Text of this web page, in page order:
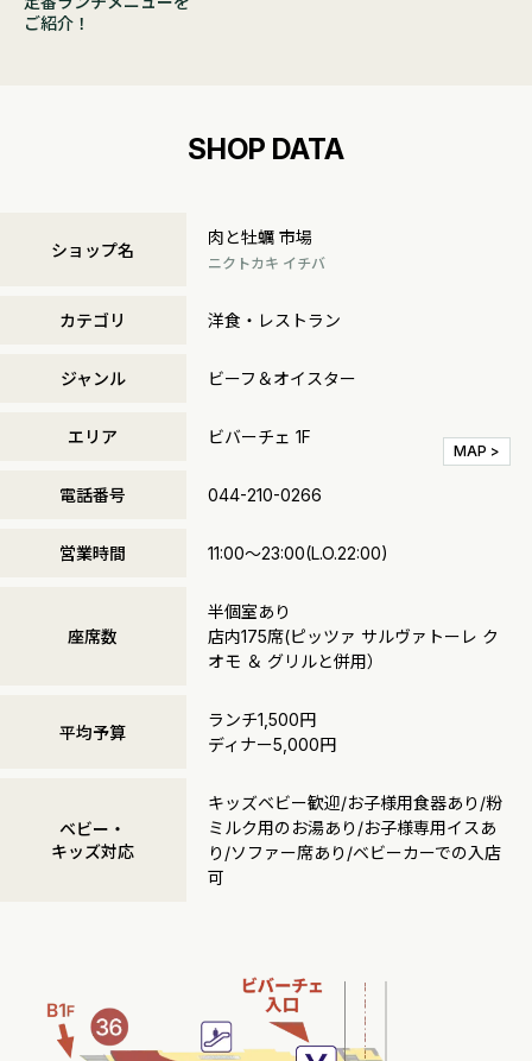
ご紹介！
SHOP DATA
ショップ名
肉と牡蠣 市場
ニクトカキ イチバ
カテゴリ 洋食・レストラン
ジャンル ビーフ＆オイスター
エリア ビバーチェ 1F
MAP >
電話番号 044-210-0266
営業時間 11:00～23:00(L.O.22:00)
座席数
半個室あり
店内175席(ピッツァ サルヴァトーレ ク
オモ ＆ グリルと併用）
平均予算
ランチ1,500円
ディナー5,000円
ベビー・
キッズ対応
キッズベビー歓迎/お子様用食器あり/粉
ミルク用のお湯あり/お子様専用イスあ
り/ソファー席あり/ベビーカーでの入店
可